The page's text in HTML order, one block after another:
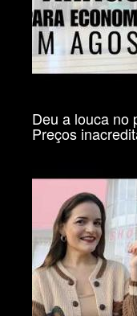
Deu a louca no
Preços